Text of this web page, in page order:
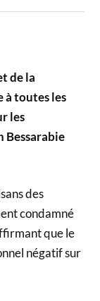
de la
à toutes les
les
Bessarabie
des
condamné
que le
négatif sur